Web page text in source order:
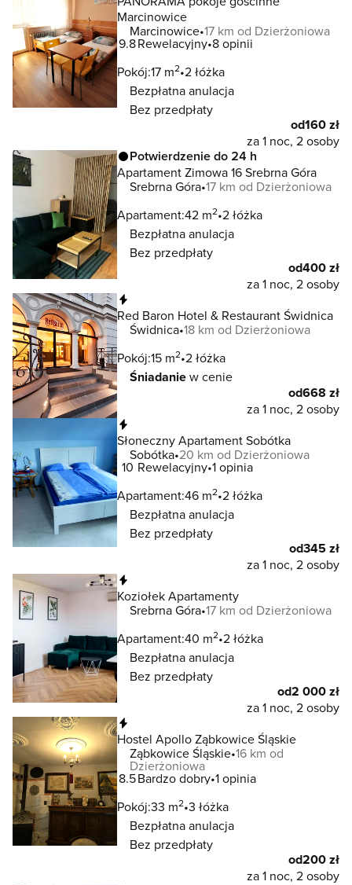
Marcinowice
Marcinowice 17 km od Dzierżoniowa
9.8Rewelacyjny 8 opinii
Pokój:17 m2 2 łóżka
Bezpłatna anulacja
Bez przedpłaty
od160 zł
za 1 noc, 2 osoby
Potwierdzenie do 24 h
Apartament Zimowa 16 Srebrna Góra
Srebrna Góra 17 km od Dzierżoniowa
Apartament:42 m2 2 łóżka
Bezpłatna anulacja
Bez przedpłaty
od400 zł
za 1 noc, 2 osoby
Red Baron Hotel & Restaurant Świdnica
Świdnica 18 km od Dzierżoniowa
Pokój:15 m2 2 łóżka
Śniadaniew cenie
od668 zł
za 1 noc, 2 osoby
Słoneczny Apartament Sobótka
Sobótka 20 km od Dzierżoniowa
10 Rewelacyjny 1 opinia
Apartament:46 m2 2 łóżka
Bezpłatna anulacja
Bez przedpłaty
od345 zł
za 1 noc, 2 osoby
Koziołek Apartamenty
Srebrna Góra 17 km od Dzierżoniowa
Apartament:40 m2 2 łóżka
Bezpłatna anulacja
Bez przedpłaty
od2 000 zł
za 1 noc, 2 osoby
Hostel Apollo Ząbkowice Śląskie
Ząbkowice Śląskie 16 km od
Dzierżoniowa
8.5Bardzo dobry 1 opinia
Pokój:33 m2 3 łóżka
Bezpłatna anulacja
Bez przedpłaty
od200 zł
za 1 noc, 2 osoby